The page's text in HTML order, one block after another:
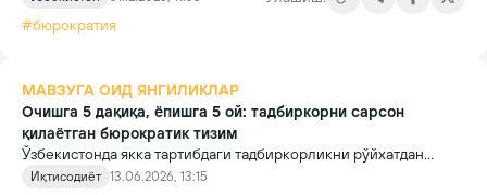
#бюрократия
МАВЗУГА ОИД ЯНГИЛИКЛАР
Очишга 5 дақиқа, ёпишга 5 ой: тадбиркорни сарсон
қилаётган бюрократик тизим
Ўзбекистонда якка тартибдаги тадбиркорликни рўйхатдан
ўтказиш бир неча дақиқа ва саноқли босқичларни талаб қилади.
Иқтисодиёт 13.06.2026, 13:15